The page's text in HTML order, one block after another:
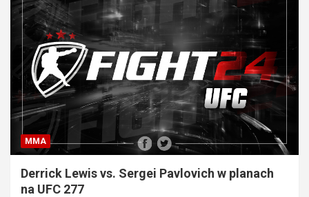
MMA
Derrick Lewis vs. Sergei Pavlovich w planach
na UFC 277